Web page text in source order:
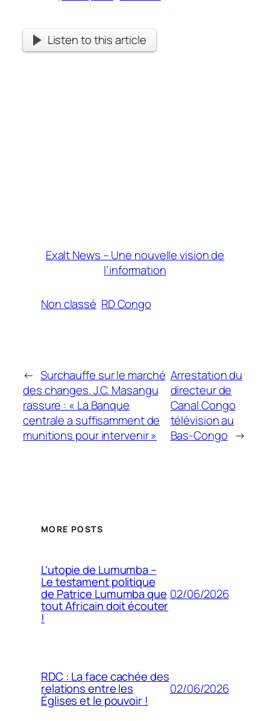
Listen to this article
Exalt News – Une nouvelle vision de
l’information
Non classé RD Congo
← Surchauffe sur le marché
des changes. J.C. Masangu
rassure : « La Banque
centrale a suffisamment de
munitions pour intervenir »
Arrestation du
directeur de
Canal Congo
télévision au
Bas-Congo →
MORE POSTS
L’utopie de Lumumba –
Le testament politique
de Patrice Lumumba que
tout Africain doit écouter
!
02/06/2026
RDC : La face cachée des
relations entre les
Églises et le pouvoir !
02/06/2026